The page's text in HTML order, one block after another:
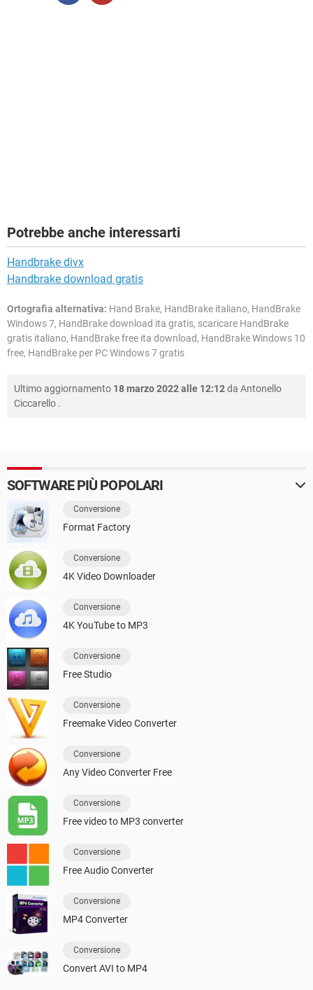
Potrebbe anche interessarti
Handbrake divx
Handbrake download gratis
Ortografia alternativa: Hand Brake, HandBrake italiano, HandBrake
Windows 7, HandBrake download ita gratis, scaricare HandBrake
gratis italiano, HandBrake free ita download, HandBrake Windows 10
free, HandBrake per PC Windows 7 gratis
Ultimo aggiornamento 18 marzo 2022 alle 12:12da Antonello
Ciccarello .
SOFTWARE PIÙ POPOLARI
Conversione
Format Factory
Conversione
4K Video Downloader
Conversione
4K YouTube to MP3
Conversione
Free Studio
Conversione
Freemake Video Converter
Conversione
Any Video Converter Free
Conversione
Free video to MP3 converter
Conversione
Free Audio Converter
Conversione
MP4 Converter
Conversione
Convert AVI to MP4